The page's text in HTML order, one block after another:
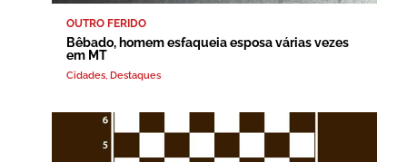
OUTRO FERIDO
Bêbado, homem esfaqueia esposa várias vezes
em MT
Cidades, Destaques